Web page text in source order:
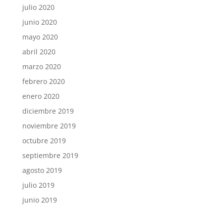
julio 2020
junio 2020
mayo 2020
abril 2020
marzo 2020
febrero 2020
enero 2020
diciembre 2019
noviembre 2019
octubre 2019
septiembre 2019
agosto 2019
julio 2019
junio 2019